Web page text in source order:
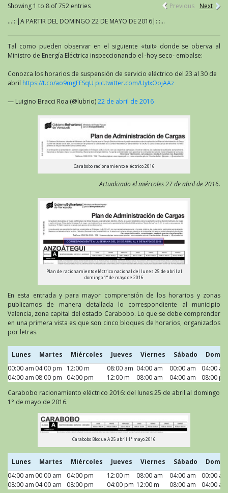
Showing 1 to 8 of 752 entries
Previous
Next
...:::|A PARTIR DEL DOMINGO 22 DE MAYO DE 2016|:::...
Tal como pueden observar en el siguiente «tuit» donde se oberva al
Ministro de Energía Eléctrica inspeccionando el -hoy seco- embalse:
Conozca los horarios de suspensión de servicio eléctrico del 23 al 30 de
abril https://t.co/ao9mgFESqU pic.twitter.com/UyIxOojAAz
— Luigino Bracci Roa (@lubrio)22 de abril de 2016
Carabobo racionamiento eléctrico 2016
Actualizado el miércoles 27 de abril de 2016.
Plan de racionamiento eléctrico nacional del lunes 25 de abril al
domingo 1° de mayo de 2016
En esta entrada y para mayor comprensión de los horarios y zonas
publicamos de manera detallada lo correspondiente al municipio
Valencia, zona capital del estado Carabobo. Lo que se debe comprender
en una primera vista es que son cinco bloques de horarios, organizados
por letras.
Lunes Martes Miércoles Jueves Viernes Sábado
Lunes
Martes Miércoles Jueves Viernes Sábado
00:00 am
04:00 am
04:00 pm
08:00 pm
12:00 m
04:00 pm
08:00 am
12:00 m
04:00 am
08:00 am
00:00 am
04:00 am
04:00 am
08:00 pm
Carabobo racionamiento eléctrico 2016: del lunes 25 de abril al domingo
1° de mayo de 2016.
Carabobo Bloque A 25 abril 1° mayo 2016
Lunes Martes Miércoles Jueves Viernes Sábado
Lunes
Martes Miércoles Jueves Viernes Sábado
04:00 am
08:00 am
00:00 am
04:00 am
04:00 pm
08:00 pm
12:00 m
04:00 pm
08:00 am
12:00 m
04:00 am
08:00 am
00:00 am
04:00 am